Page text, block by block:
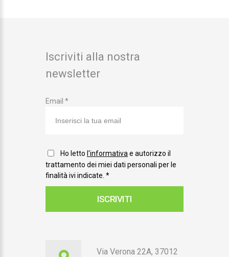
Iscriviti alla nostra
newsletter
Email *
Ho letto l'informativa e autorizzo il
trattamento dei miei dati personali per le
finalità ivi indicate. *
ISCRIVITI
Via Verona 22A, 37012